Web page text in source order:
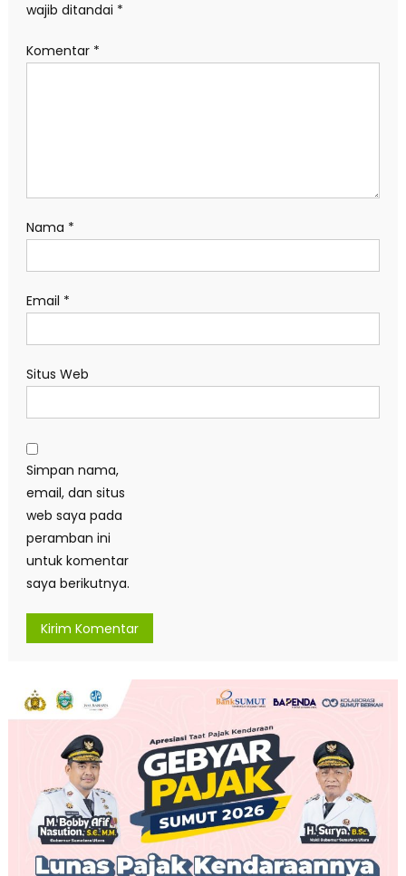
wajib ditandai *
Komentar *
Nama *
Email *
Situs Web
Simpan nama,
email, dan situs
web saya pada
peramban ini
untuk komentar
saya berikutnya.